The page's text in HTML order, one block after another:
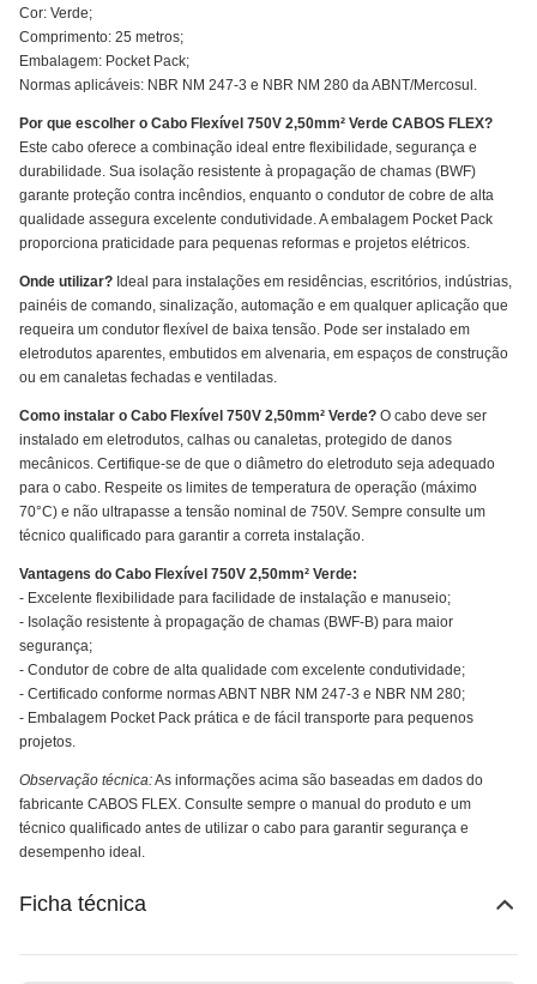
Cor: Verde;
Comprimento: 25 metros;
Embalagem: Pocket Pack;
Normas aplicáveis: NBR NM 247-3 e NBR NM 280 da ABNT/Mercosul.
Por que escolher o Cabo Flexível 750V 2,50mm² Verde CABOS FLEX?
Este cabo oferece a combinação ideal entre flexibilidade, segurança e
durabilidade. Sua isolação resistente à propagação de chamas (BWF)
garante proteção contra incêndios, enquanto o condutor de cobre de alta
qualidade assegura excelente condutividade. A embalagem Pocket Pack
proporciona praticidade para pequenas reformas e projetos elétricos.
Onde utilizar? Ideal para instalações em residências, escritórios, indústrias,
painéis de comando, sinalização, automação e em qualquer aplicação que
requeira um condutor flexível de baixa tensão. Pode ser instalado em
eletrodutos aparentes, embutidos em alvenaria, em espaços de construção
ou em canaletas fechadas e ventiladas.
Como instalar o Cabo Flexível 750V 2,50mm² Verde? O cabo deve ser
instalado em eletrodutos, calhas ou canaletas, protegido de danos
mecânicos. Certifique-se de que o diâmetro do eletroduto seja adequado
para o cabo. Respeite os limites de temperatura de operação (máximo
70°C) e não ultrapasse a tensão nominal de 750V. Sempre consulte um
técnico qualificado para garantir a correta instalação.
Vantagens do Cabo Flexível 750V 2,50mm² Verde:
- Excelente flexibilidade para facilidade de instalação e manuseio;
- Isolação resistente à propagação de chamas (BWF-B) para maior
segurança;
- Condutor de cobre de alta qualidade com excelente condutividade;
- Certificado conforme normas ABNT NBR NM 247-3 e NBR NM 280;
- Embalagem Pocket Pack prática e de fácil transporte para pequenos
projetos.
Observação técnica:As informações acima são baseadas em dados do
fabricante CABOS FLEX. Consulte sempre o manual do produto e um
técnico qualificado antes de utilizar o cabo para garantir segurança e
desempenho ideal.
Ficha técnica